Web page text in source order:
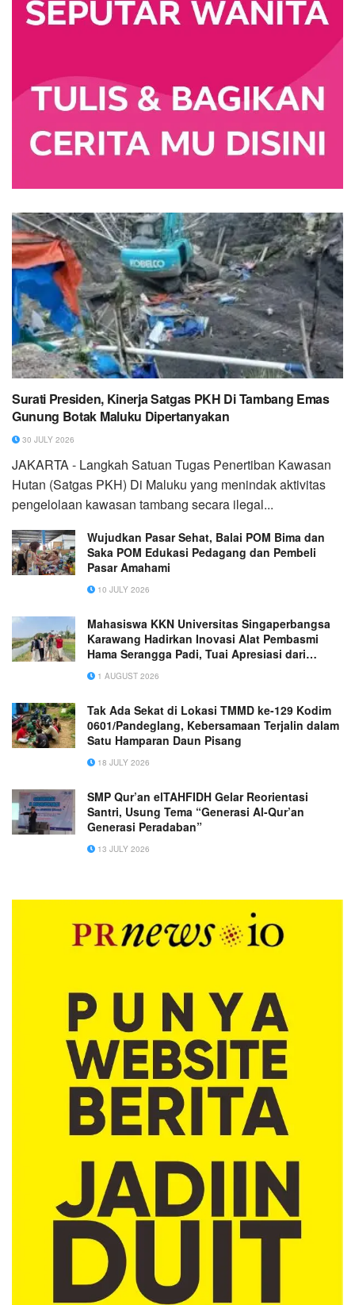
Surati Presiden, Kinerja Satgas PKH Di Tambang Emas
Gunung Botak Maluku Dipertanyakan
30 JULY 2026
JAKARTA - Langkah Satuan Tugas Penertiban Kawasan
Hutan (Satgas PKH) Di Maluku yang menindak aktivitas
pengelolaan kawasan tambang secara ilegal...
Wujudkan Pasar Sehat, Balai POM Bima dan
Saka POM Edukasi Pedagang dan Pembeli
Pasar Amahami
10 JULY 2026
Mahasiswa KKN Universitas Singaperbangsa
Karawang Hadirkan Inovasi Alat Pembasmi
Hama Serangga Padi, Tuai Apresiasi dari
Gapoktan Desa Sukakarsa
1 AUGUST 2026
Tak Ada Sekat di Lokasi TMMD ke-129 Kodim
0601/Pandeglang, Kebersamaan Terjalin dalam
Satu Hamparan Daun Pisang
18 JULY 2026
SMP Qur’an elTAHFIDH Gelar Reorientasi
Santri, Usung Tema “Generasi Al-Qur’an
Generasi Peradaban”
13 JULY 2026